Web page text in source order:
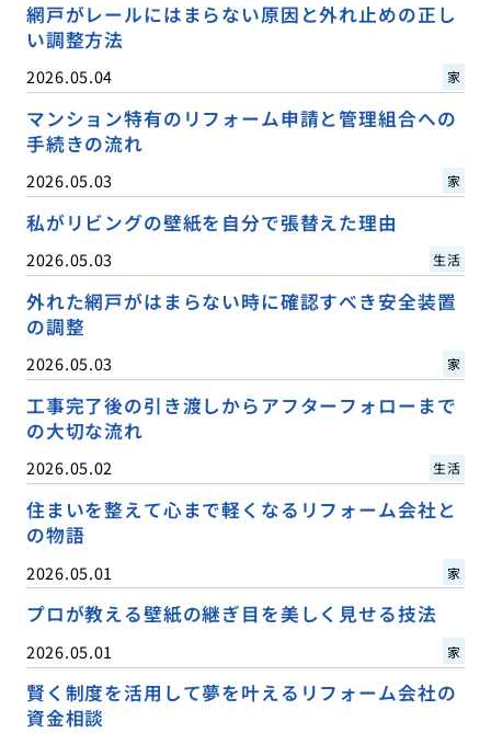
網戸がレールにはまらない原因と外れ止めの正し
い調整方法
2026.05.04 家
マンション特有のリフォーム申請と管理組合への
手続きの流れ
2026.05.03 家
私がリビングの壁紙を自分で張替えた理由
2026.05.03 生活
外れた網戸がはまらない時に確認すべき安全装置
の調整
2026.05.03 家
工事完了後の引き渡しからアフターフォローまで
の大切な流れ
2026.05.02 生活
住まいを整えて心まで軽くなるリフォーム会社と
の物語
2026.05.01 家
プロが教える壁紙の継ぎ目を美しく見せる技法
2026.05.01 家
賢く制度を活用して夢を叶えるリフォーム会社の
資金相談